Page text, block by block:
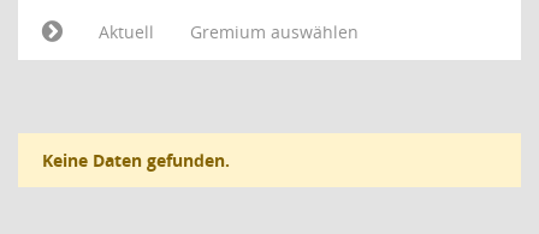
Aktuell
Gremium auswählen
Keine Daten gefunden.